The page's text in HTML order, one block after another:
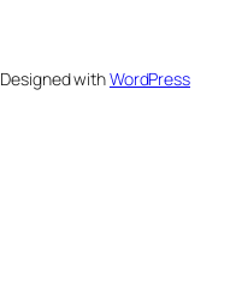
Designed withWordPress